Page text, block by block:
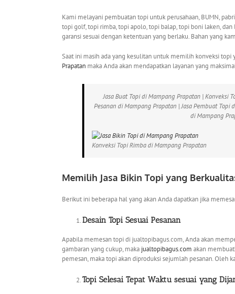
Kami melayani pembuatan topi untuk perusahaan, BUMN,
topi golf, topi rimba, topi apolo, topi balap, topi boni laken,
garansi sesuai dengan ketentuan yang berlaku. Bahan yang
Saat ini masih ada yang kesulitan untuk memilih konveksi topi
Prapatan maka Anda akan mendapatkan layanan yang
Jasa Buat Topi di Mampang Prapatan | Konveksi
Pesanan di Mampang Prapatan | Jasa Pembuat
di Mampang
Konveksi Topi Rimba di Mampang Prapatan
Memilih Jasa Bikin Topi yang
Berikut ini beberapa hal yang akan Anda dapatkan jika
Desain Topi Sesuai Pesanan
Apabila memesan topi di jualtopibagus.com, Anda akan
gambaran yang cukup, maka jualtopibagus.com akan
pemesan, maka topi akan diproduksi sejumlah pesanan. Oleh
Topi Selesai Tepat Waktu sesuai yang